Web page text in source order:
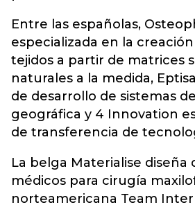
Entre las españolas,
especializada en la
tejidos a partir de matrices
naturales a la medida,
de desarrollo de sistemas
geográfica y 4 Innovation
de transferencia de
La belga Materialise diseña
médicos para cirugía
norteamericana Team